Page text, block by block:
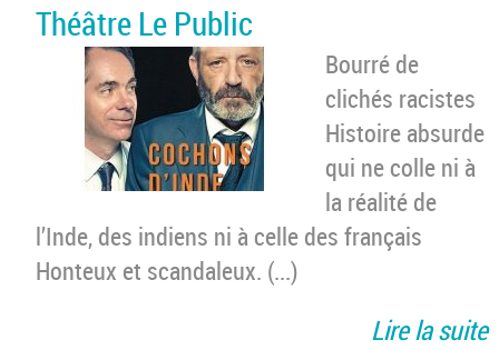
Théâtre Le Public
Bourré de
clichés racistes
Histoire absurde
qui ne colle ni à
la réalité de
l’Inde, des indiens ni à celle des français
Honteux et scandaleux. (...)
Lire la suite